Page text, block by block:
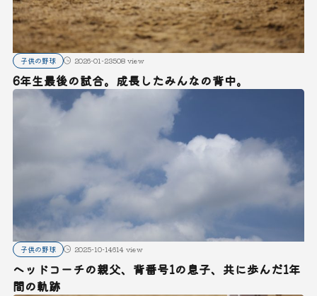
子供の野球 2026-01-23508 view
6年生最後の試合。成長したみんなの背中。
子供の野球 2025-10-14614 view
ヘッドコーチの親父、背番号1の息子、共に歩んだ1年
間の軌跡